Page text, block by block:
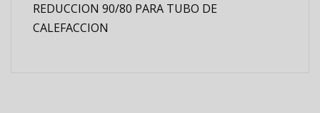
REDUCCION 90/80 PARA TUBO DE
CALEFACCION